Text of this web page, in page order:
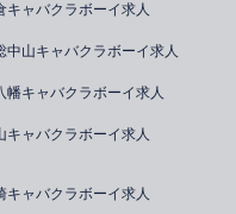
キャバクラボーイ求人
中山キャバクラボーイ求人
幡キャバクラボーイ求人
キャバクラボーイ求人
キャバクラボーイ求人